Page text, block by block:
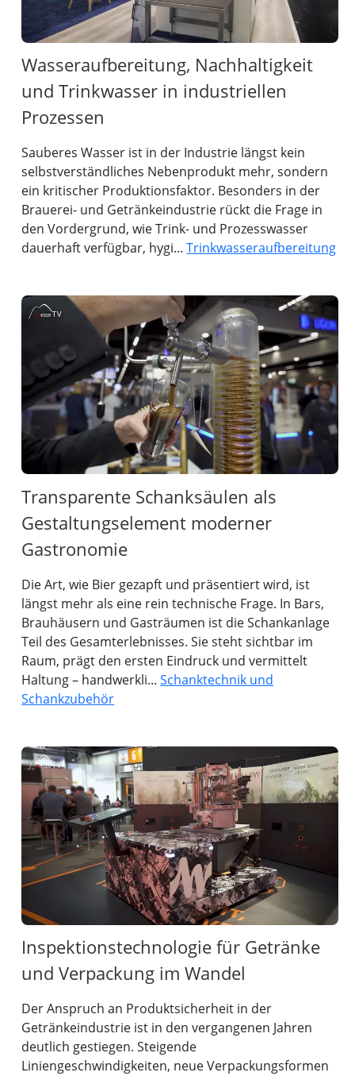
Wasseraufbereitung, Nachhaltigkeit
und Trinkwasser in industriellen
Prozessen
Sauberes Wasser ist in der Industrie längst kein
selbstverständliches Nebenprodukt mehr, sondern
ein kritischer Produktionsfaktor. Besonders in der
Brauerei- und Getränkeindustrie rückt die Frage in
den Vordergrund, wie Trink- und Prozesswasser
dauerhaft verfügbar, hygi...Trinkwasseraufbereitung
Transparente Schanksäulen als
Gestaltungselement moderner
Gastronomie
Die Art, wie Bier gezapft und präsentiert wird, ist
längst mehr als eine rein technische Frage. In Bars,
Brauhäusern und Gasträumen ist die Schankanlage
Teil des Gesamterlebnisses. Sie steht sichtbar im
Raum, prägt den ersten Eindruck und vermittelt
Haltung – handwerkli...Schanktechnik und
Schankzubehör
Inspektionstechnologie für Getränke
und Verpackung im Wandel
Der Anspruch an Produktsicherheit in der
Getränkeindustrie ist in den vergangenen Jahren
deutlich gestiegen. Steigende
Liniengeschwindigkeiten, neue Verpackungsformen